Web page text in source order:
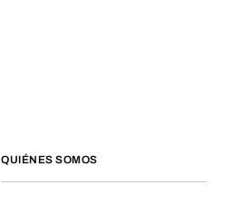
QUIÉNES SOMOS